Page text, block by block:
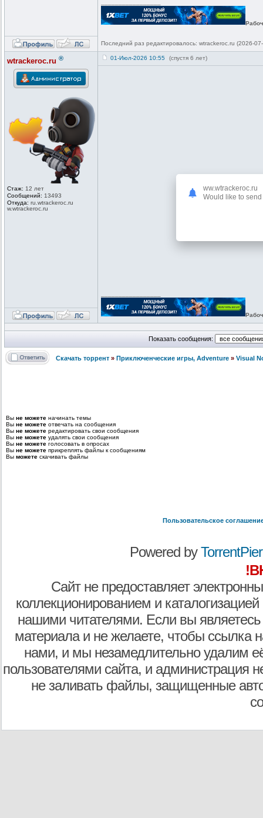
Последний раз редактировалось: wtrackeroc.ru (2026-
wtrackeroc.ru ®
Стаж: 12 лет
Сообщений: 13493
Откуда: ru.wtrackeroc.ru
w.wtrackeroc .ru
01-Июл-2026 10:55 (спустя 6 лет)
Показать сообщения:
Скачать торрент » Приключенческие игры, Adventure » Visual
Вы не можете начинать темы
Вы не можете отвечать на сообщения
Вы не можете редактировать свои сообщения
Вы не можете удалять свои сообщения
Вы не можете голосовать в опросах
Вы не можете прикреплять файлы к сообщениям
Вы можете скачивать файлы
Пользовательское
Powered by
Сайт не предоставляет
коллекционированием и
нашими читателями. Если вы являетесь
материала и не желаете, чтобы ссылка
нами, и мы незамедлительно удалим
пользователями сайта, и администрация
не заливать файлы, защищенные
ww.wtrackeroc.ru
Would like to